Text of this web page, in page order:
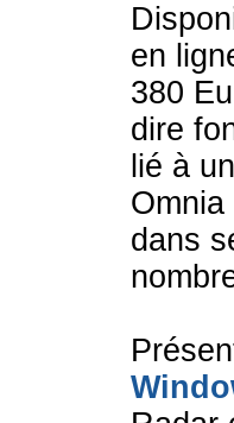
en
380
dire
lié à
dans